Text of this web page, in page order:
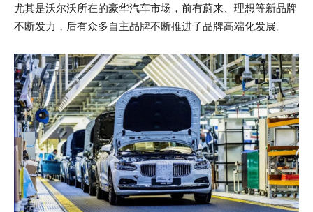
尤其是沃尔沃所在的豪华汽车市场，前有蔚来、理想等新品牌
不断发力，后有众多自主品牌不断推进子品牌高端化发展。